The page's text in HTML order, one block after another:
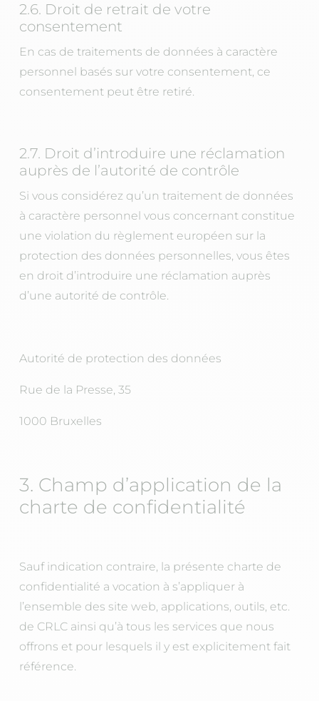
2.6. Droit de retrait de votre
consentement
En cas de traitements de données à caractère
personnel basés sur votre consentement, ce
consentement peut être retiré.
2.7. Droit d’introduire une réclamation
auprès de l’autorité de contrôle
Si vous considérez qu’un traitement de données
à caractère personnel vous concernant constitue
une violation du règlement européen sur la
protection des données personnelles, vous êtes
en droit d’introduire une réclamation auprès
d’une autorité de contrôle.
Autorité de protection des données
Rue de la Presse, 35
1000 Bruxelles
3. Champ d’application de la
charte de confidentialité
Sauf indication contraire, la présente charte de
confidentialité a vocation à s’appliquer à
l’ensemble des site web, applications, outils, etc.
de CRLC ainsi qu’à tous les services que nous
offrons et pour lesquels il y est explicitement fait
référence.